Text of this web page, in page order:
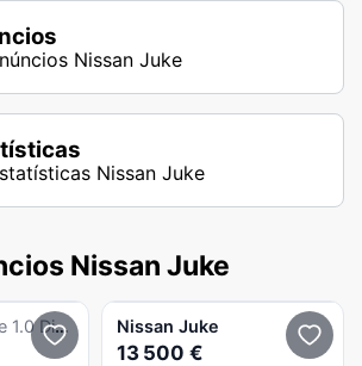
Nissan Juke
Nissan Juke
Nissan Juke
T N-Connecta Dct Nissan Juke
13 500 €